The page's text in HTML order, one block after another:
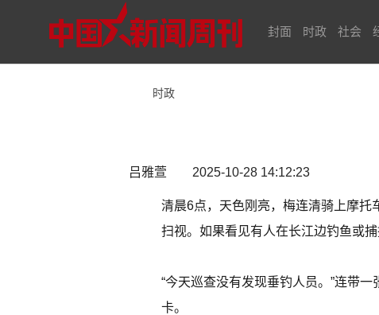
封面 时政 社会
时政
吕雅萱 2025-10-28 14:12:23
清晨6点，天色刚亮，梅连清骑上摩托
扫视。如果看见有人在长江边钓鱼或捕
“今天巡查没有发现垂钓人员。”连带
卡。